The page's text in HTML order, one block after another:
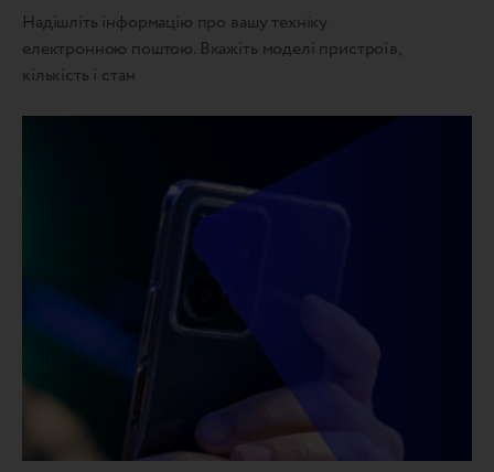
Надішліть інформацію про вашу техніку
електронною поштою. Вкажіть моделі пристроїв,
кількість і стан